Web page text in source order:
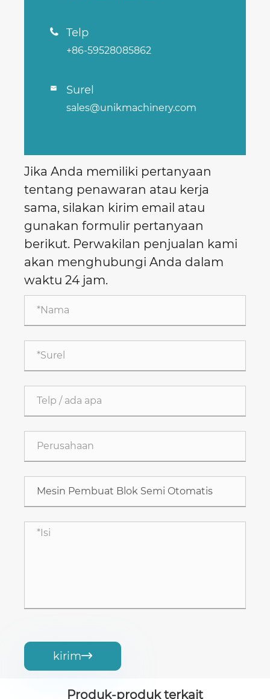
 Telp
+86-59528085862
 Surel
sales@unikmachinery.com
Jika Anda memiliki pertanyaan
tentang penawaran atau kerja
sama, silakan kirim email atau
gunakan formulir pertanyaan
berikut. Perwakilan penjualan kami
akan menghubungi Anda dalam
waktu 24 jam.
kirim
Produk-produk terkait